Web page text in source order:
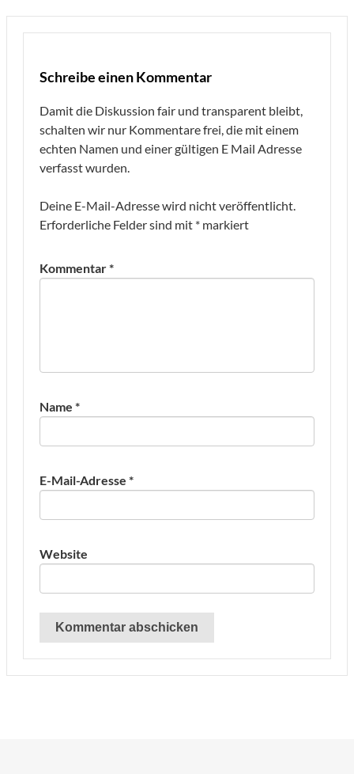
Schreibe einen Kommentar
Damit die Diskussion fair und transparent bleibt,
schalten wir nur Kommentare frei, die mit einem
echten Namen und einer gültigen E Mail Adresse
verfasst wurden.
Deine E-Mail-Adresse wird nicht veröffentlicht.
Erforderliche Felder sind mit * markiert
Kommentar*
Name *
E-Mail-Adresse *
Website